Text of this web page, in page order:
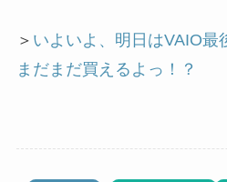
＞ いよいよ、明日はVAIO最
まだまだ買えるよっ！？